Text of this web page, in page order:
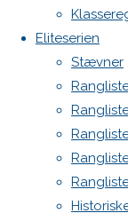
Eliteserien
Stævner
et